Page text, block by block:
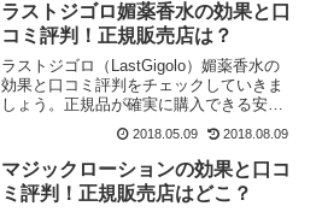
ラストジゴロ媚薬香水の効果と口
コミ評判！正規販売店は？
ラストジゴロ（LastGigolo）媚薬香水の
効果と口コミ評判をチェックしていきま
しょう。正規品が確実に購入できる安心
2018.05.09 2018.08.09
マジックローションの効果と口コ
ミ評判！正規販売店はどこ？